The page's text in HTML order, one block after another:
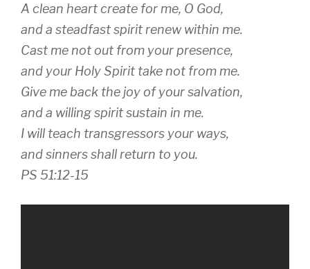
A clean heart create for me, O God,
and a steadfast spirit renew within me.
Cast me not out from your presence,
and your Holy Spirit take not from me.
Give me back the joy of your salvation,
and a willing spirit sustain in me.
I will teach transgressors your ways,
and sinners shall return to you.
PS 51:12-15